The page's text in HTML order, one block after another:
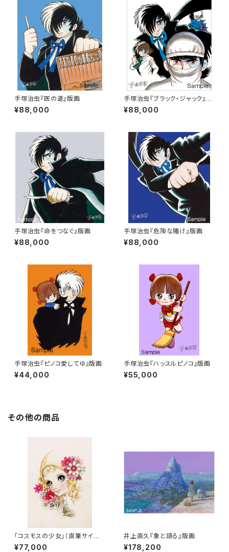
手塚治虫『医の道』版画
¥88,000
手塚治虫『ブラック・ジャック』版
画
¥88,000
手塚治虫『命をつなぐ』版画
¥88,000
手塚治虫『危険な賭け』版画
¥88,000
手塚治虫『ピノコ愛してゆ』版画
¥44,000
手塚治虫『ハッスルピノコ』版画
¥55,000
その他の商品
「コスモスの少女」（直筆サイン
入り）
¥77,000
井上直久『象と語る』版画
¥178,200